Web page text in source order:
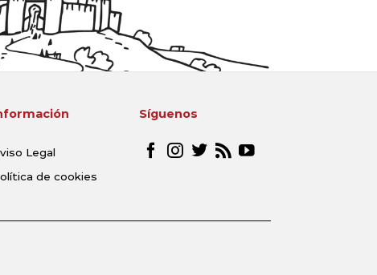
Legal
de cookies
Síguenos